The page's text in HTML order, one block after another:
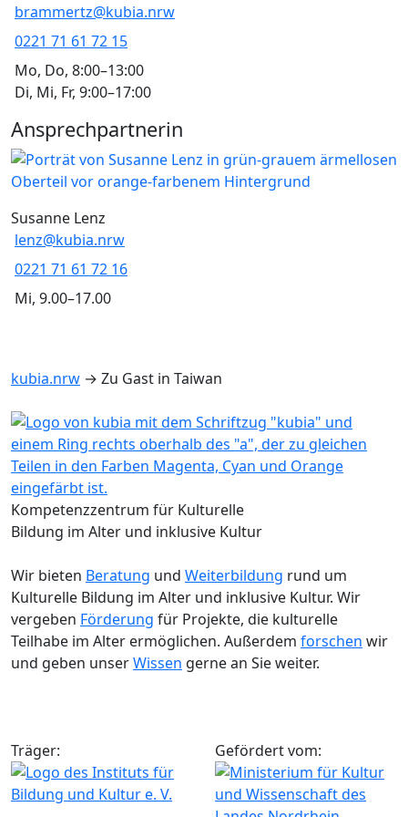
brammertz@kubia.nrw
0221 71 61 72 15
Mo, Do, 8:00–13:00
Di, Mi, Fr, 9:00–17:00
Ansprechpartnerin
Susanne Lenz
lenz@kubia.nrw
0221 71 61 72 16
Mi, 9.00–17.00
kubia.nrw → Zu Gast in Taiwan
Kompetenzzentrum für Kulturelle
Bildung im Alter und inklusive Kultur
Wir bieten Beratung und Weiterbildung rund um
Kulturelle Bildung im Alter und inklusive Kultur. Wir
vergeben Förderung für Projekte, die kulturelle
Teilhabe im Alter ermöglichen. Außerdem forschen wir
und geben unserWissen gerne an Sie weiter.
Träger: Gefördert vom: